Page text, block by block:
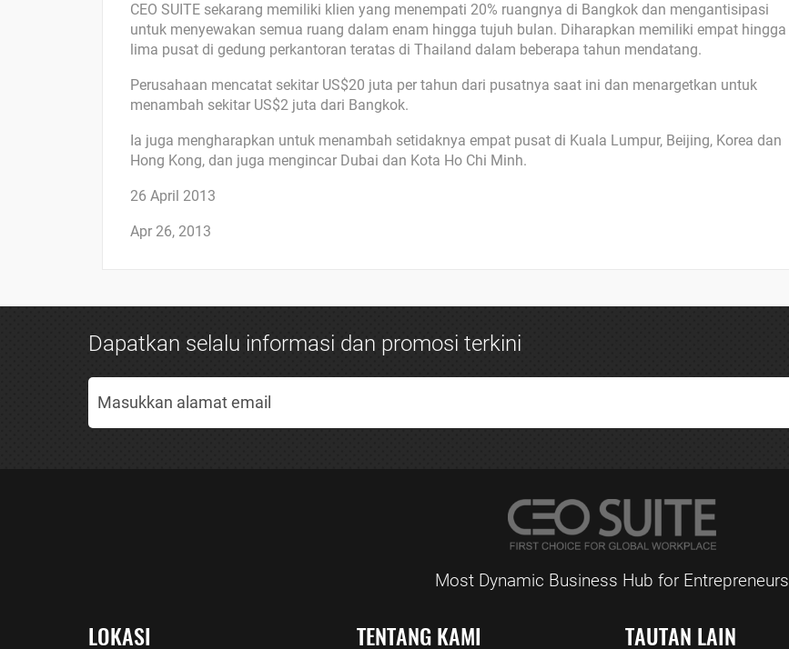
CEO SUITE sekarang memiliki klien yang menempati 20% ruangnya di Bangkok dan mengantisipasi
untuk menyewakan semua ruang dalam enam hingga tujuh bulan. Diharapkan memiliki empat hingga
lima pusat di gedung perkantoran teratas di Thailand dalam beberapa tahun mendatang.
Perusahaan mencatat sekitar US$20 juta per tahun dari pusatnya saat ini dan menargetkan untuk
menambah sekitar US$2 juta dari Bangkok.
Ia juga mengharapkan untuk menambah setidaknya empat pusat di Kuala Lumpur, Beijing, Korea dan
Hong Kong, dan juga mengincar Dubai dan Kota Ho Chi Minh.
26 April 2013
Apr 26, 2013
Dapatkan selalu informasi dan promosi terkini
Most Dynamic Business Hub for Entrepreneurs
LOKASI TENTANG KAMI TAUTAN LAIN